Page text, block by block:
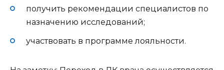
получить рекомендации специалистов по
назначению исследований;
участвовать в программе лояльности.